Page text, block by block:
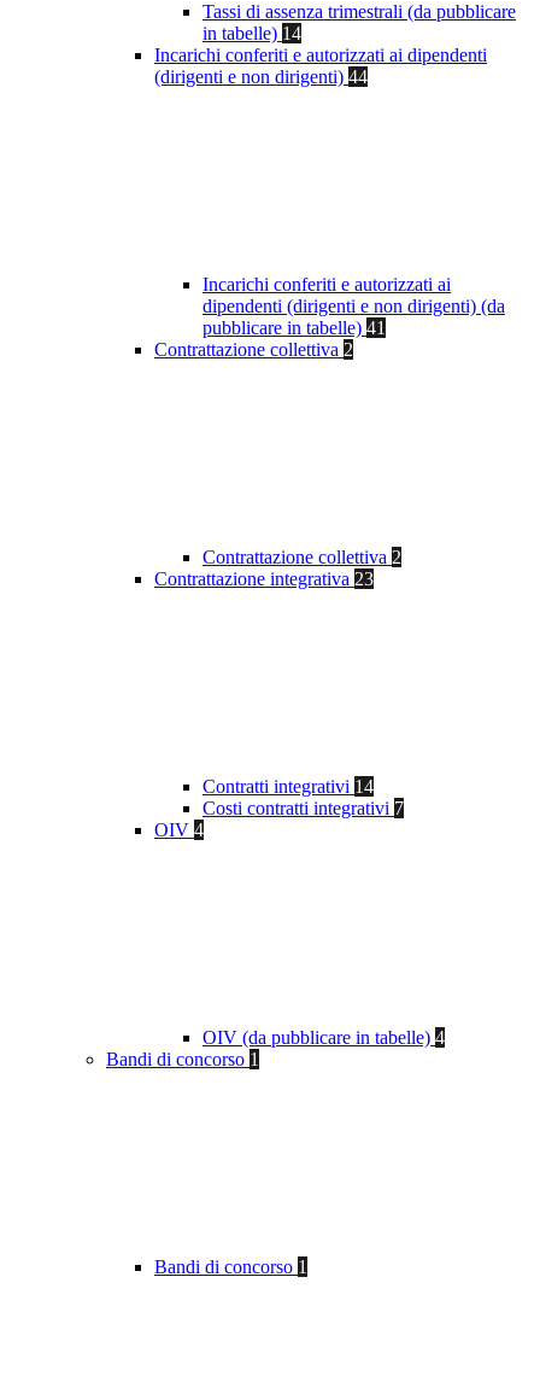
Tassi di assenza trimestrali (da pubblicare
in tabelle) 14
Incarichi conferiti e autorizzati ai dipendenti
(dirigenti e non dirigenti) 44
Incarichi conferiti e autorizzati ai
dipendenti (dirigenti e non dirigenti) (da
pubblicare in tabelle) 41
Contrattazione collettiva 2
Contrattazione collettiva 2
Contrattazione integrativa 23
Contratti integrativi 14
Costi contratti integrativi 7
OIV 4
OIV (da pubblicare in tabelle) 4
Bandi di concorso 1
Bandi di concorso 1